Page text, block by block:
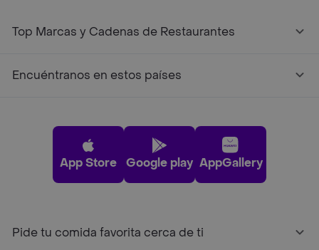
Top Marcas y Cadenas de Restaurantes
Encuéntranos en estos países
App Store Google play AppGallery
Pide tu comida favorita cerca de ti